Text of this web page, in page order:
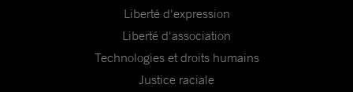
Liberté d'expression
Liberté d'association
Technologies et droits humains
Justice raciale